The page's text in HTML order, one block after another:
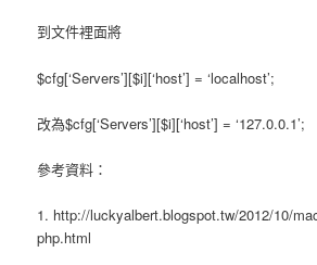
到文件裡面將
$cfg[‘Servers’][$i][‘host’] = ‘localhost’;
改為$cfg[‘Servers’][$i][‘host’] = ‘127.0.0.1’;
參考資料：
1. http://luckyalbert.blogspot.tw/2012/10/
php.html